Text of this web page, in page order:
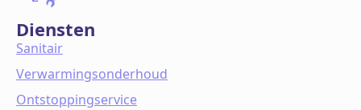
Diensten
Sanitair
Verwarmingsonderhoud
Ontstoppingservice